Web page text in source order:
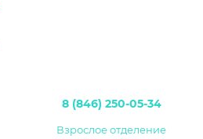
8 (846) 250-05-34
Взрослое отделение